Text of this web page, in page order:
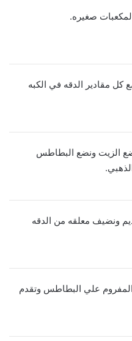
صغيره.
كل مقادير الدقه في الكبه
الزيت ونضع البطاطس
ونضيف معلقه من الدقه
علي البطاطس وتقدم